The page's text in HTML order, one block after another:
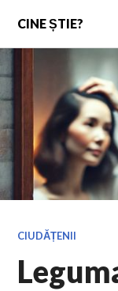
content
CINE ȘTIE?
CIUDĂȚENII